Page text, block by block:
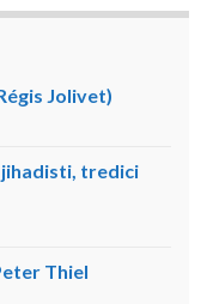
Jolivet)
jihadisti, tredici
Thiel